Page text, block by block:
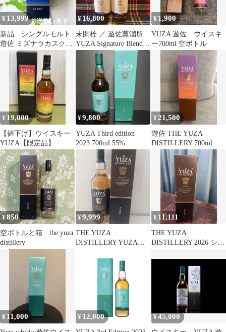
¥ 13,999
新品 シングルモルト
遊佐 ミズナラカスク
JAL EXCLUSIVE 2026
¥ 16,800
未開栓 ／ 遊佐蒸溜所
YUZA Signature Blend
／ 700ml
¥ 1,900
YUZA 遊佐 ウイスキ
ー700ml 空ボトル
¥ 19,000
【値下げ】ウイスキー
YUZA【限定品】
¥9,800
YUZA Third edition
2023 700ml 55%
¥ 21,500
遊佐 THE YUZA
DISTILLERY 700ml
JAL限定
¥850
空ボトルと箱 the yuza
distillery
¥9,999
THE YUZA
DISTILLERY YUZA
¥ 11,111
THE YUZA
DISTILLERY 2026 シン
¥ 11,000 ¥ 12,000 ¥45,000